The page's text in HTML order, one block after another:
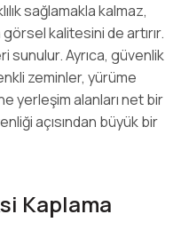
sağlamakla kalmaz,
görsel kalitesini de artırır.
sunulur. Ayrıca, güvenlik
zeminler, yürüme
yerleşim alanları net bir
açısından büyük bir
Kaplama